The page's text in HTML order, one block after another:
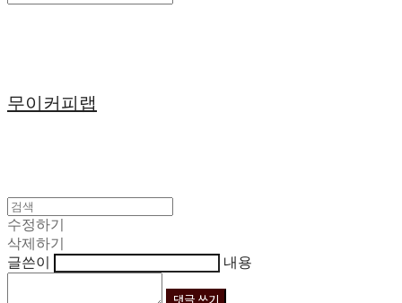
무이커피랩
수정하기
삭제하기
글쓴이
내용